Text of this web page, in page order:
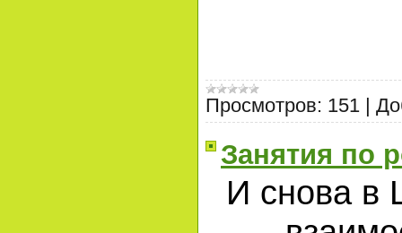
Просмотров: 151
Занятия по
И снова в